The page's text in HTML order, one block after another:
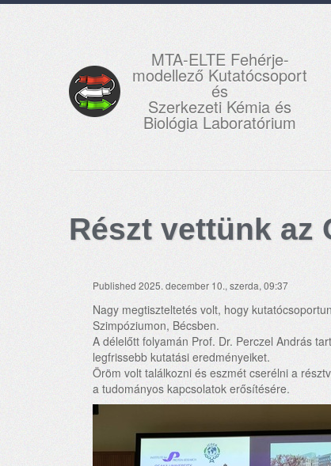
MTA-ELTE Fehérje-
modellező Kutatócsoport
és
Szerkezeti Kémia és
Biológia Laboratórium
Részt vettünk az
Published 2025. december 10., szerda, 09:37
Nagy megtiszteltetés volt, hogy
Szimpóziumon, Bécsben.
A délelőtt folyamán Prof. Dr. Perczel András
legfrissebb kutatási eredményeiket.
Öröm volt találkozni és eszmét cserélni a
a tudományos kapcsolatok erősítésére.